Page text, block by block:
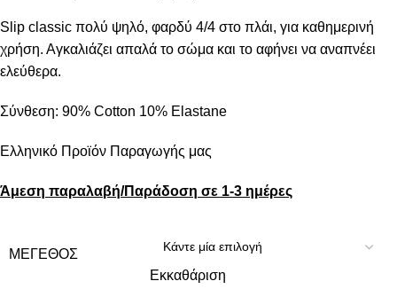
Slip classic πολύ ψηλό, φαρδύ 4/4 στο πλάι, για καθημερινή
χρήση. Αγκαλιάζει απαλά το σώμα και το αφήνει να αναπνέει
ελεύθερα.
Σύνθεση: 90% Cotton 10% Εlastane
Ελληνικό Προϊόν Παραγωγής μας
Άμεση παραλαβή/Παράδοση σε 1-3 ημέρες
ΜΈΓΕΘΟΣ
Εκκαθάριση